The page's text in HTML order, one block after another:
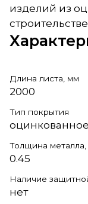
изделий из
Длина листа, мм
2000
Тип покрытия
оцинкованное
Толщина
0.45
Наличие
нет